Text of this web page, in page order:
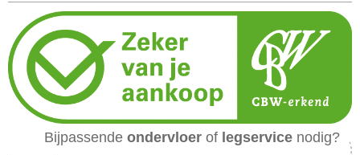
Bijpassende ondervloer of legservice nodig?